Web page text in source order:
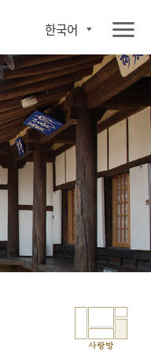
한국어
사랑방